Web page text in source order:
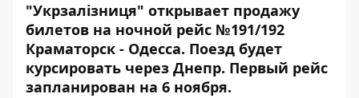
"Укрзалізниця" открывает продажу
билетов на ночной рейс №191/192
Краматорск - Одесса. Поезд будет
курсировать через Днепр. Первый рейс
запланирован на 6 ноября.